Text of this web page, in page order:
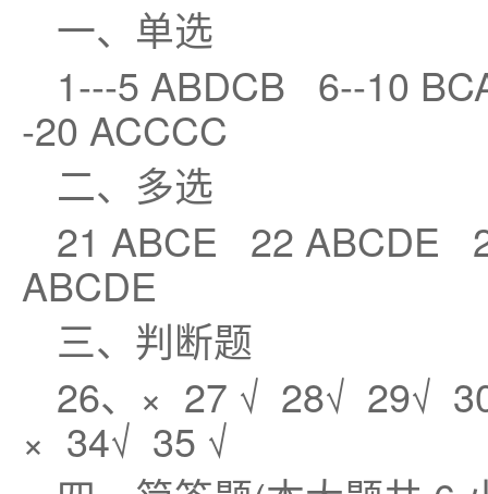
一、单选
1---5 ABDCB 6--10
-20 ACCCC
二、多选
21 ABCE 22 ABCDE
ABCDE
三、判断题
26、× 27 √ 28√ 29√
× 34√ 35 √